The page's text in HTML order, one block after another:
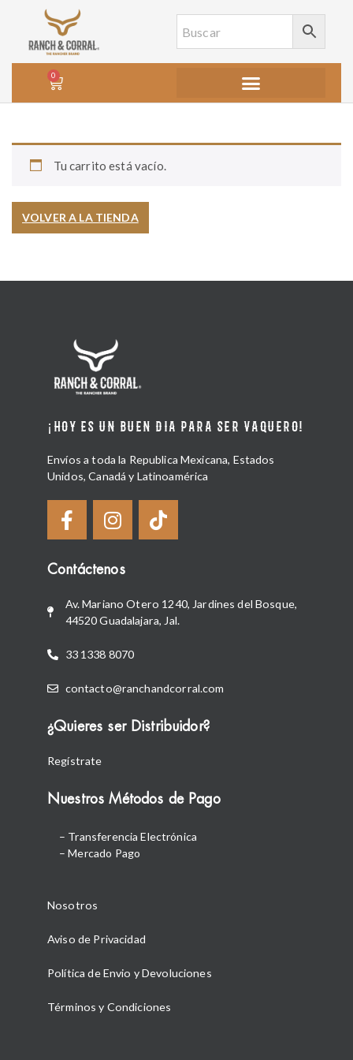
0
Tu carrito está vacío.
VOLVER A LA TIENDA
¡HOY ES UN BUEN DIA PARA SER VAQUERO!
Envíos a toda la Republica Mexicana, Estados
Unidos, Canadá y Latinoamérica
Contáctenos
Av. Mariano Otero 1240, Jardines del Bosque,
44520 Guadalajara, Jal.
33 1338 8070
contacto@ranchandcorral.com
¿Quieres ser Distribuidor?
Regístrate
Nuestros Métodos de Pago
– Transferencia Electrónica
– Mercado Pago
Nosotros
Aviso de Privacidad
Política de Envio y Devoluciones
Términos y Condiciones